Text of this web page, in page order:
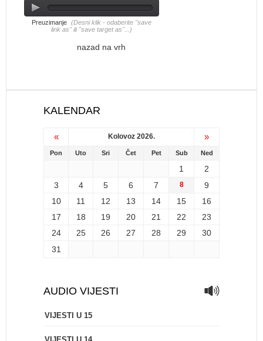
Preuzimanje (Desni klik - odaberite "save
link as" ili "save target as"...)
nazad na vrh
KALENDAR
« Kolovoz 2026. »
Pon Uto Sri Čet Pet Sub Ned
1
2
3
4 5 6 7 8
9
10
11 12 13 14 15
16
17
18 19 20 21 22
23
24
25 26 27 28 29
30
31
AUDIO VIJESTI
VIJESTI U 15